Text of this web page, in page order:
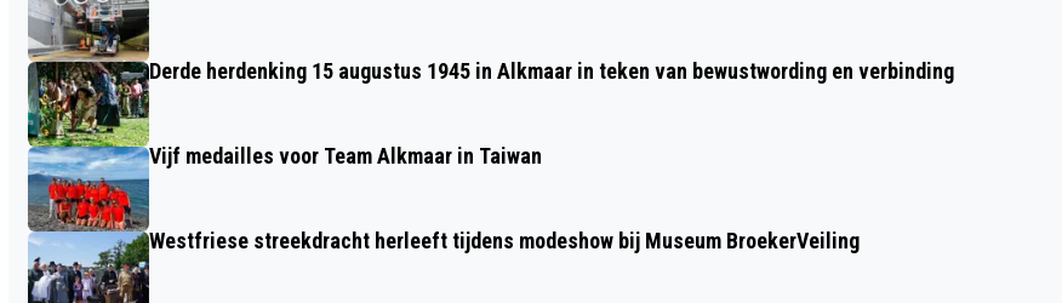
Derde herdenking 15 augustus 1945 in Alkmaar in teken van bewustwording en verbinding
Vijf medailles voor Team Alkmaar in Taiwan
Westfriese streekdracht herleeft tijdens modeshow bij Museum BroekerVeiling